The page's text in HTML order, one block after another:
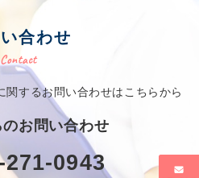
合わせ
Contact
関するお問い合わせはこちらから
お問い合わせ
271-0943